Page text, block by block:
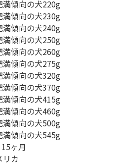
傾向の犬220g
傾向の犬230g
傾向の犬240g
傾向の犬250g
傾向の犬260g
傾向の犬275g
傾向の犬320g
傾向の犬370g
傾向の犬415g
傾向の犬460g
傾向の犬500g
傾向の犬545g
ヶ月
リカ